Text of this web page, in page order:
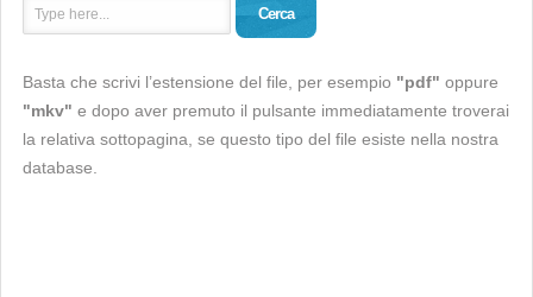
Cerca
Basta che scrivi l’estensione del file, per esempio "pdf" oppure
"mkv" e dopo aver premuto il pulsante immediatamente troverai
la relativa sottopagina, se questo tipo del file esiste nella nostra
database.